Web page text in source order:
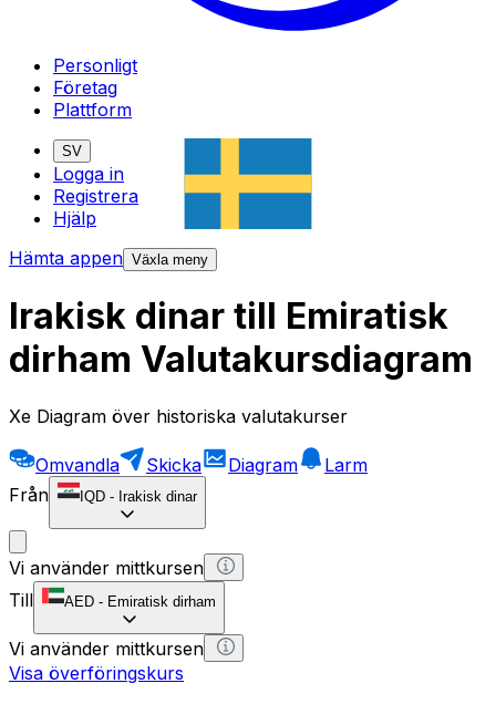
Personligt
Företag
Plattform
SV
Logga in
Registrera
Hjälp
Hämta appen Växla meny
Irakisk dinar till Emiratisk
dirham Valutakursdiagram
Xe Diagram över historiska valutakurser
Omvandla Skicka Diagram
Larm
Från
IQD - Irakisk dinar
Vi använder mittkursen
Till
AED - Emiratisk dirham
Vi använder mittkursen
Visa överföringskurs